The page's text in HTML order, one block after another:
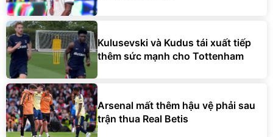
Kulusevski và Kudus tái xuất tiếp
thêm sức mạnh cho Tottenham
Arsenal mất thêm hậu vệ phải sau
trận thua Real Betis